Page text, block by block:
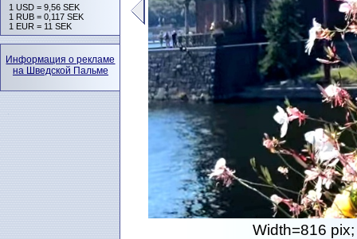
Width=816
1 USD = 9,56 SEK
1 RUB = 0,117 SEK
1 EUR = 11 SEK
Информация о рекламе
на Шведской Пальме